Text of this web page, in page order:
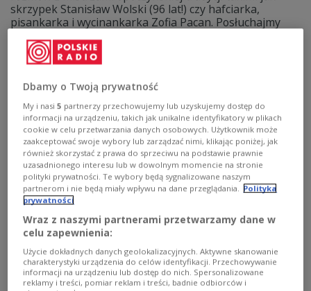
skrzypek Stanisław Wolski (96 lat!) czy hafciarka,
pisankarka i wycinankarka Zofia Pacan. Posłuchajmy
jak tańczyć oberka w - jedynym w swoim rodzaju -
opoczyńskim stylu!
Zobacz więcej na temat: folk folklor
muzyka ludowa muzyka tradycyjna
55. MFFZG i pożegnanie Tadeusza
Moczarskiego
Dbamy o Twoją prywatność
My i nasi5 partnerzy przechowujemy lub uzyskujemy dostęp do
informacji na urządzeniu, takich jak unikalne identyfikatory w plikach
cookie w celu przetwarzania danych osobowych. Użytkownik może
zaakceptować swoje wybory lub zarządzać nimi, klikając poniżej, jak
również skorzystać z prawa do sprzeciwu na podstawie prawnie
uzasadnionego interesu lub w dowolnym momencie na stronie
polityki prywatności. Te wybory będą sygnalizowane naszym
partnerom i nie będą miały wpływu na dane przeglądania.
Polityka
prywatności
Wraz z naszymi partnerami przetwarzamy dane w
celu zapewnienia:
Użycie dokładnych danych geolokalizacyjnych. Aktywne skanowanie
charakterystyki urządzenia do celów identyfikacji. Przechowywanie
informacji na urządzeniu lub dostęp do nich. Spersonalizowane
reklamy i treści, pomiar reklam i treści, badnie odbiorców i